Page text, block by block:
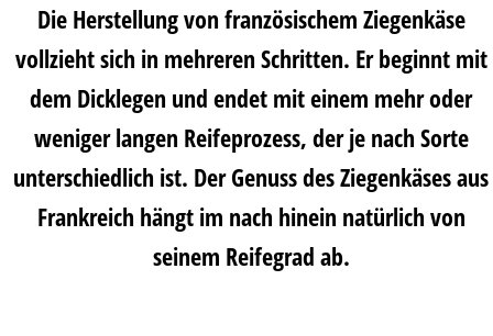
Die Herstellung von französischem Ziegenkäse
vollzieht sich in mehreren Schritten. Er beginnt mit
dem Dicklegen und endet mit einem mehr oder
weniger langen Reifeprozess, der je nach Sorte
unterschiedlich ist. Der Genuss des Ziegenkäses aus
Frankreich hängt im nach hinein natürlich von
seinem Reifegrad ab.